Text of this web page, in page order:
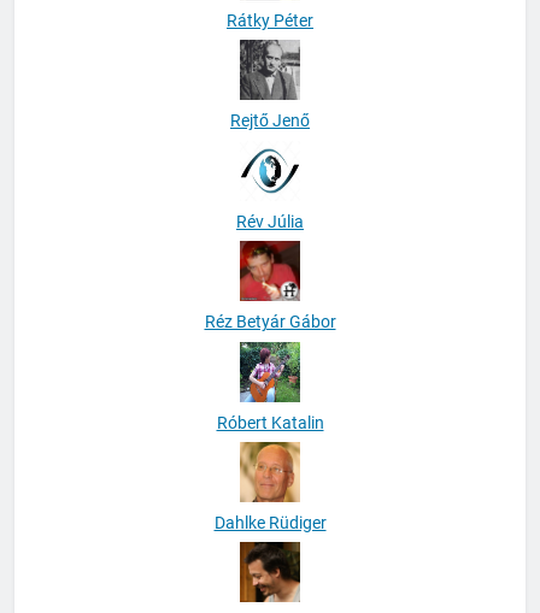
Rátky Péter
Rejtő Jenő
Rév Júlia
Réz Betyár Gábor
Róbert Katalin
Dahlke Rüdiger